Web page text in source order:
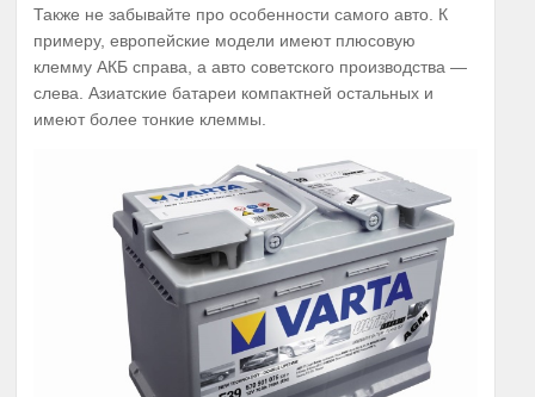
Также не забывайте про особенности самого авто. К
примеру, европейские модели имеют плюсовую
клемму АКБ справа, а авто советского производства —
слева. Азиатские батареи компактней остальных и
имеют более тонкие клеммы.